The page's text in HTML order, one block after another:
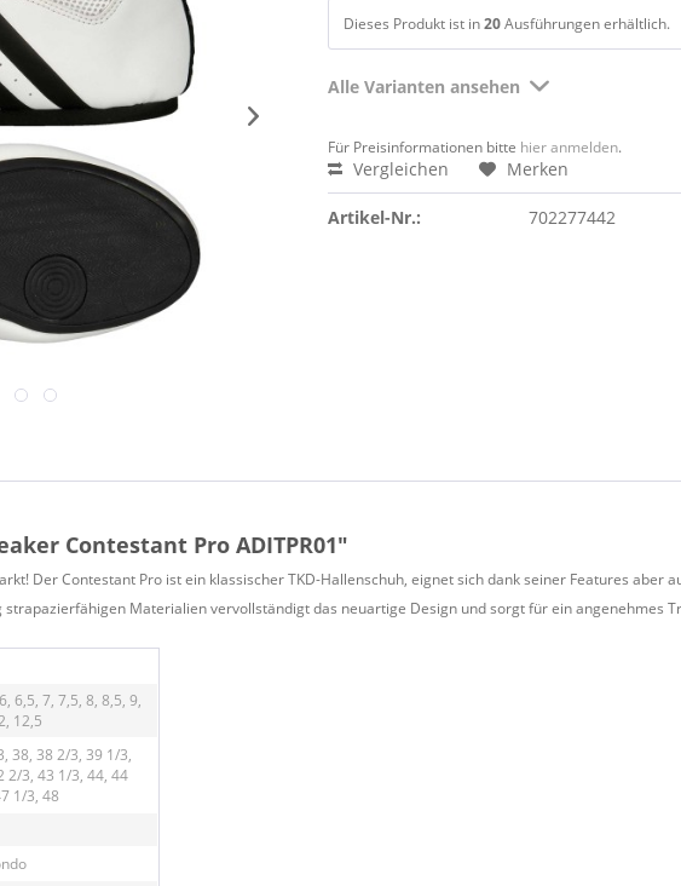
Dieses Produkt ist in20Ausführungen erhältlich.
Alle Varianten ansehen
Für Preisinformationen bitte hier anmelden.
Vergleichen Merken
Artikel-Nr.: 702277442
Contestant Pro ADITPR01"
Der Contestant Pro ist ein klassischer TKD-Hallenschuh, eignet sich dank seiner Features aber
Materialien vervollständigt das neuartige Design und sorgt für ein angenehmes
6,5, 7, 7,5, 8, 8,5, 9,
12,5
38, 38 2/3, 39 1/3,
2/3, 43 1/3, 44, 44
1/3, 48